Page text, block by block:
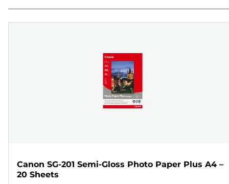
Canon SG-201 Semi-Gloss Photo Paper Plus A4 –
20 Sheets